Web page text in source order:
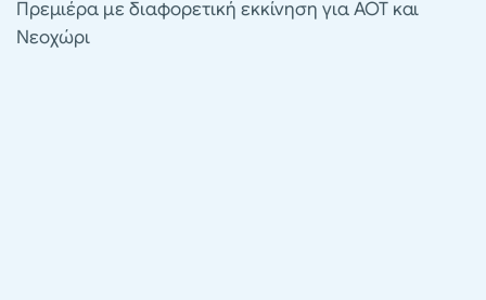
Πρεμιέρα με διαφορετική εκκίνηση για ΑΟΤ και
Νεοχώρι